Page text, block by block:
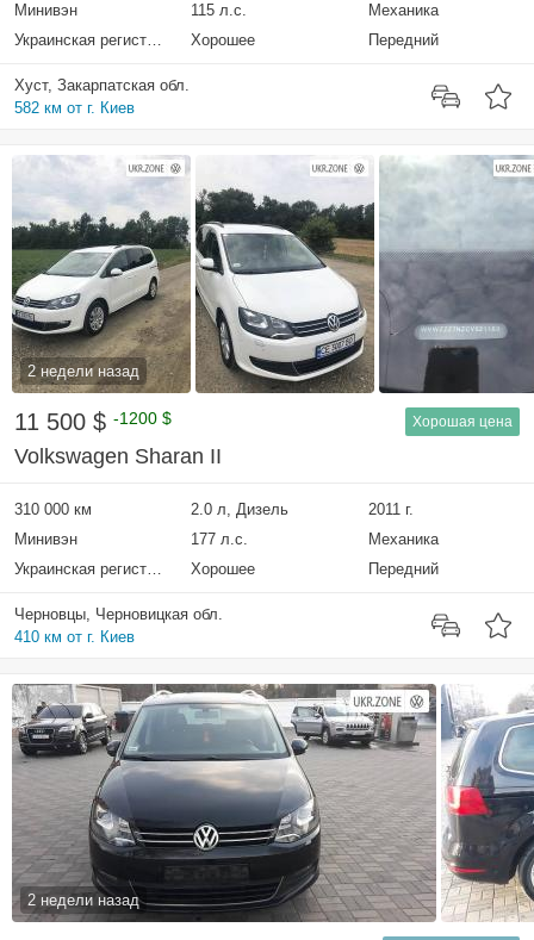
Минивэн
115 л.с.
Механика
Украинская регистрация
Хорошее Передний
Хуст, Закарпатская обл.
582 км от г. Киев
2 недели назад
11 500 $ -1200 $ Хорошая цена
Volkswagen Sharan II
310 000 км 2.0 л, Дизель
2011 г.
Минивэн
177 л.с.
Механика
Украинская регистрация
Хорошее Передний
Черновцы, Черновицкая обл.
410 км от г. Киев
2 недели назад